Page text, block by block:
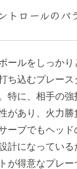
トロールのバ
ールをしっか
ち込むプレース
特に、相手の強
があり、火力勝
ーブでもヘッド
計になってい
が得意なプレー